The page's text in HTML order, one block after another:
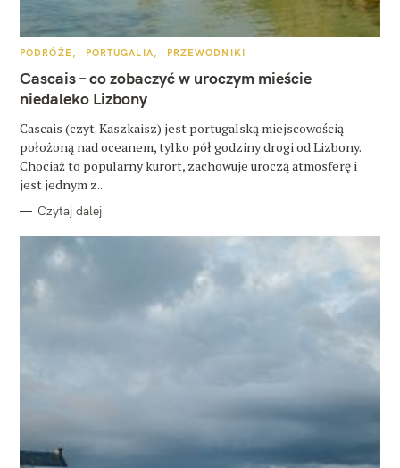
K
T
E
G
O
I
PODRÓŻE PORTUGALIA PRZEWODNIKI
Cascais – co zobaczyć w uroczym mieście
niedaleko Lizbony
Cascais (czyt. Kaszkaisz) jest portugalską miejscowością
położoną nad oceanem, tylko pół godziny drogi od Lizbony.
Chociaż to popularny kurort, zachowuje uroczą atmosferę i
jest jednym z..
Czytaj dalej
k
j